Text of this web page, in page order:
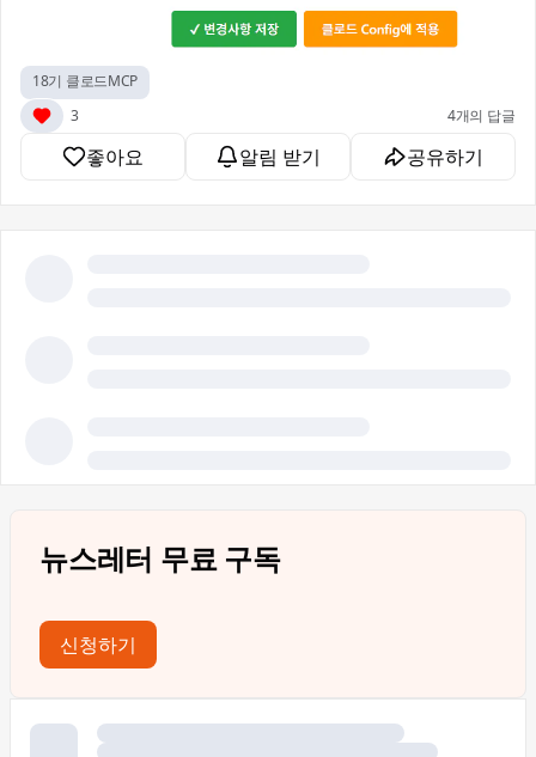
18기 클로드MCP
3
4개의 답글
좋아요 알림 받기 공유하기
뉴스레터 무료 구독
신청하기